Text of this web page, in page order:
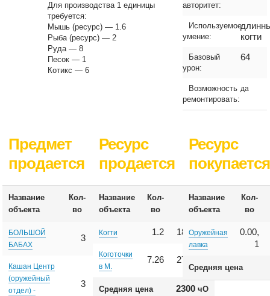
Для производства 1 единицы
требуется:
Мышь (ресурс) — 1.6
Рыба (ресурс) — 2
Руда — 8
Песок — 1
Котикс — 6
авторитет:
Используемое
умение:
когти
Базовый
урон:
64
Возможность
ремонтировать:
да
Предмет
продается
Название
объекта
Кол-
во
БОЛЬШОЙ
БАБАХ
3 2080
Кашан Центр
(оружейный
отдел) -
3
Ресурс
продается
Название
объекта
Кол-
во
Средняя цена 2300 чО
Когти 1.2 1875 чО
Коготочки
в М.
7.26 2725
Ресурс
покупается
Название
объекта
Кол-
во
Средняя цена
Оружейная
лавка
0.00,
1